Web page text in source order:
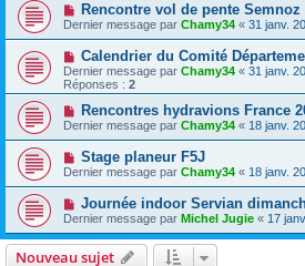
Rencontre vol de pente Semnoz
Dernier message par Chamy34 « 31 janv.
Calendrier du Comité
Dernier message par Chamy34 « 31 janv.
Réponses : 2
Rencontres hydravions France
Dernier message par Chamy34 « 18 janv.
Stage planeur F5J
Dernier message par Chamy34 « 18 janv.
Journée indoor Servian
Dernier message par Michel Jugie « 17
Nouveau sujet